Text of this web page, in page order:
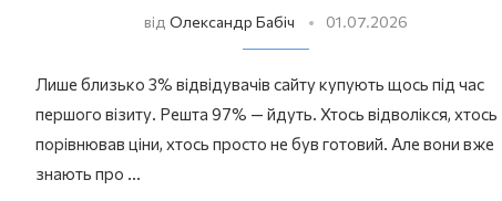
від Олександр Бабіч 01.07.2026
Лише близько 3% відвідувачів сайту купують щось під час
першого візиту. Решта 97% — йдуть. Хтось відволікся, хтось
порівнював ціни, хтось просто не був готовий. Але вони вже
знають про …